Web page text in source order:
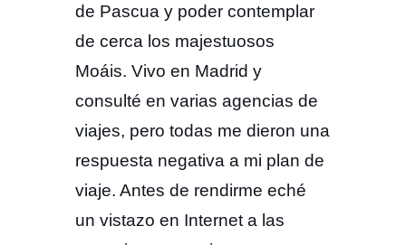
de Pascua y poder contemplar
de cerca los majestuosos
Moáis. Vivo en Madrid y
consulté en varias agencias de
viajes, pero todas me dieron una
respuesta negativa a mi plan de
viaje. Antes de rendirme eché
un vistazo en Internet a las